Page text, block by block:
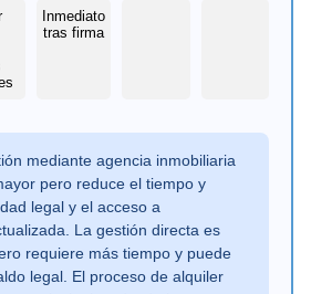
Inmediato
tras firma
mediante agencia inmobiliaria
pero reduce el tiempo y
legal y el acceso a
La gestión directa es
requiere más tiempo y puede
legal. El proceso de alquiler